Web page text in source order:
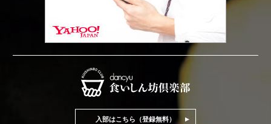
入部はこちら（登録無料）